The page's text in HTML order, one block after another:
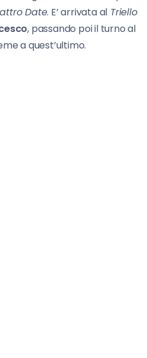
Date. E’ arrivata al Triello
, passando poi il turno al
a quest’ultimo.